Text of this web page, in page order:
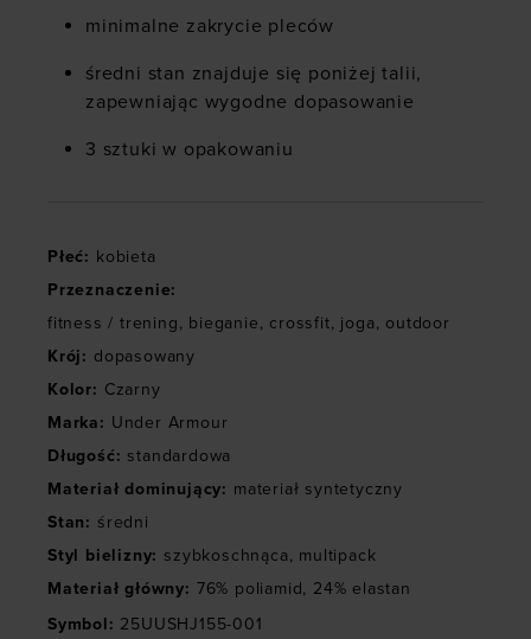
minimalne zakrycie pleców
średni stan znajduje się poniżej talii,
zapewniając wygodne dopasowanie
3 sztuki w opakowaniu
Płeć: kobieta
Przeznaczenie:
fitness / trening, bieganie, crossfit, joga, outdoor
Krój: dopasowany
Kolor: Czarny
Marka: Under Armour
Długość: standardowa
Materiał dominujący: materiał syntetyczny
Stan: średni
Styl bielizny: szybkoschnąca, multipack
Materiał główny: 76% poliamid, 24% elastan
Symbol: 25UUSHJ155-001